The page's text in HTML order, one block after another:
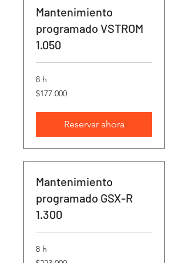
Mantenimiento
programado VSTROM
1.050
8 h
177.000
pesos
$177.000
Reservar ahora
Mantenimiento
programado GSX-R
1.300
8 h
223.000